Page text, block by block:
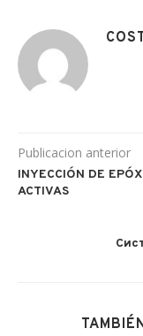
Publicacion anterior
INYECCIÓN DE
ACTIVAS